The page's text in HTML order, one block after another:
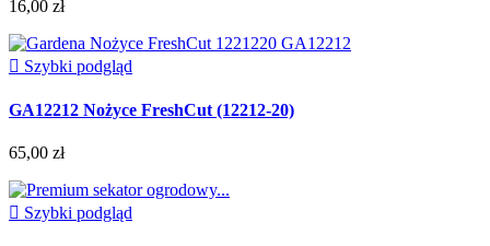
16,00 zł
 Szybki podgląd
GA12212 Nożyce FreshCut (12212-20)
65,00 zł
 Szybki podgląd